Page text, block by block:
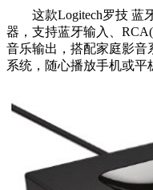
这款Logitech罗技 蓝
器，支持蓝牙输入、
音乐输出，搭配家庭影音
系统，随心播放手机或平